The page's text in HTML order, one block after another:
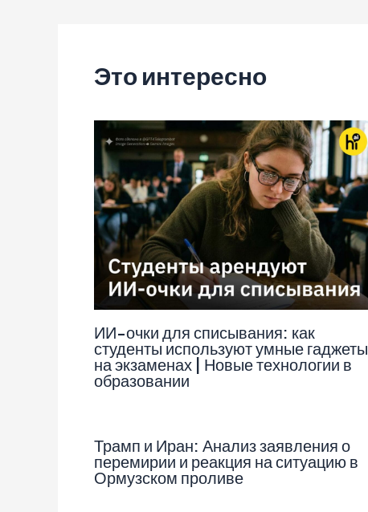
Это интересно
ИИ-очки для списывания: как
студенты используют умные гаджеты
на экзаменах | Новые технологии в
образовании
Трамп и Иран: Анализ заявления о
перемирии и реакция на ситуацию в
Ормузском проливе